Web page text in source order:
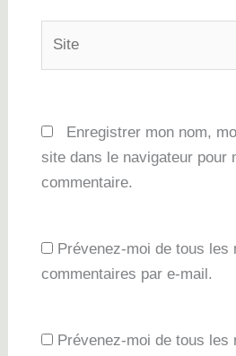
Enregistrer mon nom,
site dans le navigateur pour
commentaire.
Prévenez-moi de tous les
commentaires par e-mail.
Prévenez-moi de tous les